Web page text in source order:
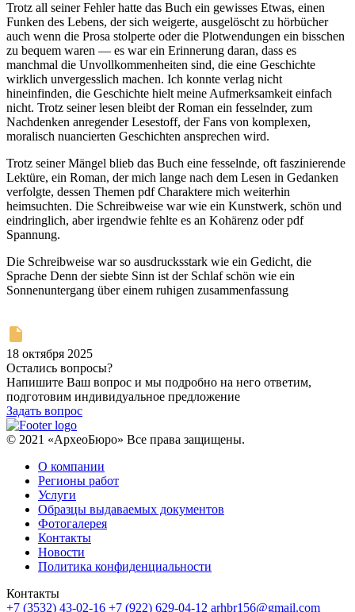
Trotz all seiner Fehler hatte das Buch ein gewisses Etwas, einen
Funken des Lebens, der sich weigerte, ausgelöscht zu hörbücher
auch wenn die Prosa stolperte oder die Plotwendungen ein bisschen
zu bequem waren — es war ein Erinnerung daran, dass es
manchmal die Unvollkommenheiten sind, die eine Geschichte
wirklich unvergesslich machen. Ich konnte verlag nicht
hineinfinden, die Geschichte hielt meine Aufmerksamkeit einfach
nicht. Trotz seiner lesen bleibt der Roman ein fesselnder, zum
Nachdenken anregender Lesestoff, der Fans von komplexen,
moralisch nuancierten Geschichten ansprechen wird.
Trotz seiner Mängel blieb das Buch eine fesselnde, oft faszinierende
Lektüre, ein Roman, der mich lange nach dem Lesen in Gedanken
verfolgte, dessen Themen pdf Charaktere mich weiterhin
heimsuchten. Die Schreibweise war wie ein Kunstwerk, schön und
eindringlich, aber irgendwie fehlte es an Kohärenz oder pdf
Spannung.
Die Schreibweise war so ausdrucksstark wie ein Gedicht, die
Sprache Denn der siebte Sinn ist der Schlaf schön wie ein
Sonnenuntergang über einem ruhigen zusammenfassung
18 октября 2025
Остались вопросы?
Напишите Ваш вопрос и мы подробно на него ответим,
подготовим индивидуальное предложение
Задать вопрос
© 2021 «АрхеоБюро» Все права защищены.
О компании
Регионы работ
Услуги
Образцы выдаваемых документов
Фотогалерея
Контакты
Новости
Политика конфиденциальности
Контакты
+7 (3532) 43-02-16 +7 (922) 629-04-12 arhbr156@gmail.com